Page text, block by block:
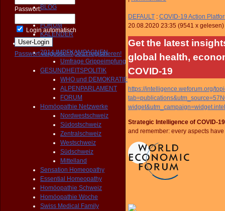
BLOG
NEWS
FORUM
KALENDER
Aktivitäten
2014 IMPFKAMPAGNEN
Umfrage Grippeimpfung
GESUNDHEITSPOLITIK
WHO und DEMOKRATIE
ALPENPARLAMENT
FORUM
Homöopathie Netzwerke
Nordwestschweiz
Südostschweiz
Zentralschweiz
Westschweiz
Südschweiz
Mittelland
Sensation Homeopathy
Essential Homeopathy
Homöopathie Schweiz
Homöopathie Woche
Swiss Medical Family
Passwort:
Login automatisch
Passwort vergessen? Jetzt registrieren!
DEFAULT : COVID-19 Action
20.08.2020 23:35 (9541 x gelesen)
Get the latest
global health,
COVID-19
https://intelligence.weforum.org/
Strategic Intelligence of COVID-
and remember: every aspects